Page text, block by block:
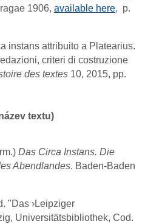
1906, available here, p.
instans attribuito a Platearius.
criteri di costruzione
des textes 10, 2015, pp.
textu)
Das Circa Instans. Die
Abendlandes. Baden-Baden
"Das ›Leipziger
Universitätsbibliothek, Cod.